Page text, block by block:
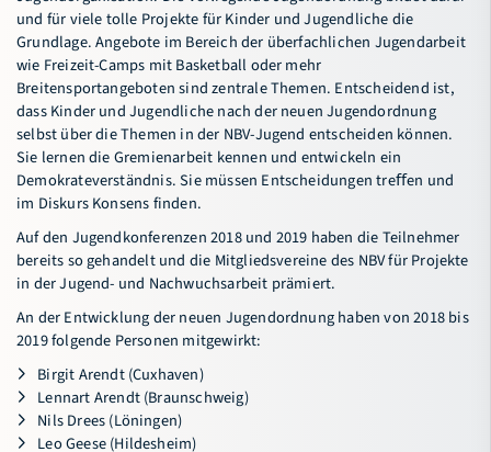
und für viele tolle Projekte für Kinder und Jugendliche die
Grundlage. Angebote im Bereich der überfachlichen Jugendarbeit
wie Freizeit-Camps mit Basketball oder mehr
Breitensportangeboten sind zentrale Themen. Entscheidend ist,
dass Kinder und Jugendliche nach der neuen Jugendordnung
selbst über die Themen in der NBV-Jugend entscheiden können.
Sie lernen die Gremienarbeit kennen und entwickeln ein
Demokrateverständnis. Sie müssen Entscheidungen treﬀen und
im Diskurs Konsens finden.
Auf den Jugendkonferenzen 2018 und 2019 haben die Teilnehmer
bereits so gehandelt und die Mitgliedsvereine des NBV für Projekte
in der Jugend- und Nachwuchsarbeit prämiert.
An der Entwicklung der neuen Jugendordnung haben von 2018 bis
2019 folgende Personen mitgewirkt:
Birgit Arendt (Cuxhaven)
Lennart Arendt (Braunschweig)
Nils Drees (Löningen)
Leo Geese (Hildesheim)